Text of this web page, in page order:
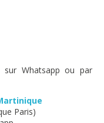
sur Whatsapp ou par
Paris)